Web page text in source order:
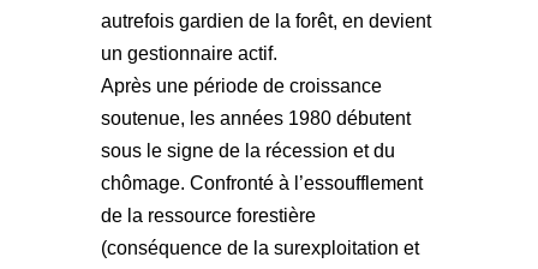
autrefois gardien de la forêt, en devient
un gestionnaire actif.
Après une période de croissance
soutenue, les années 1980 débutent
sous le signe de la récession et du
chômage. Confronté à l’essoufflement
de la ressource forestière
(conséquence de la surexploitation et